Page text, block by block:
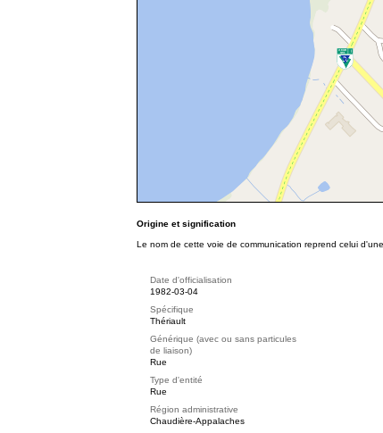
Origine et signification
Le nom de cette voie de communication reprend celui d'une
Date d'officialisation
1982-03-04
Spécifique
Thériault
Générique (avec ou sans particules
de liaison)
Rue
Type d'entité
Rue
Région administrative
Chaudière-Appalaches